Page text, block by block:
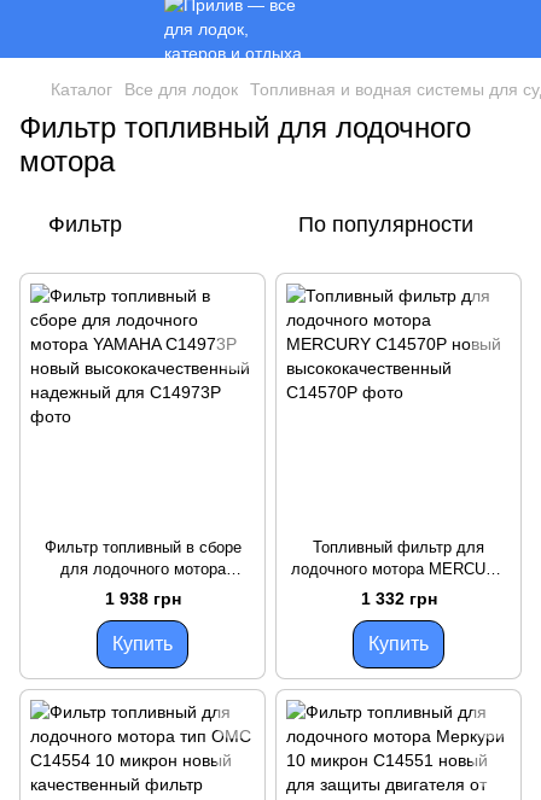
Каталог Все для лодок Топливная и водная системы для
Фильтр топливный для лодочного
мотора
Фильтр По популярности
Фильтр топливный в сборе
для лодочного мотора
YAMAHA C14973P новый
высококачественный
надежный для
1 938 грн
Купить
Топливный фильтр для
лодочного мотора MERCURY
C14570P новый
высококачественный
1 332 грн
Купить